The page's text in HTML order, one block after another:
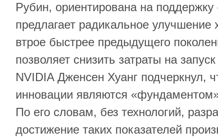
Рубин, ориентирована на поддержку
предлагает радикальное улучшение
втрое быстрее предыдущего
позволяет снизить затраты на
NVIDIA Дженсен Хуанг подчеркнул,
инновации являются
По его словам, без технологий,
достижение таких показателей